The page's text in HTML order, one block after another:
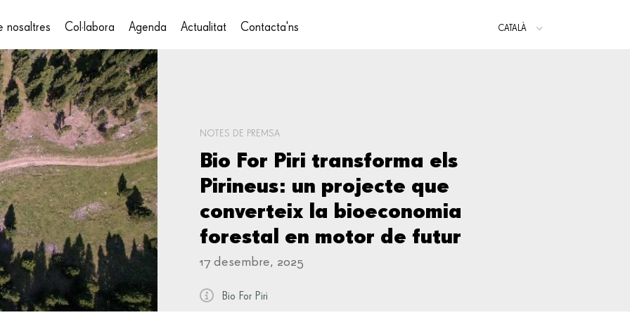
nosaltres Col·labora Agenda Actualitat Contacta'ns
CATALÀ
NOTES DE PREMSA
Bio For Piri transforma els
Pirineus: un projecte que
converteix la bioeconomia
forestal en motor de futur
17 desembre, 2025
Bio For Piri